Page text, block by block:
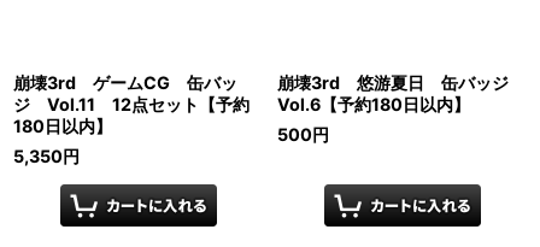
崩壊3rd ゲームCG 缶バッ
ジ Vol.11 12点セット【予約
180日以内】
5,350円
崩壊3rd 悠游夏日 缶バッジ
Vol.6【予約180日以内】
500円